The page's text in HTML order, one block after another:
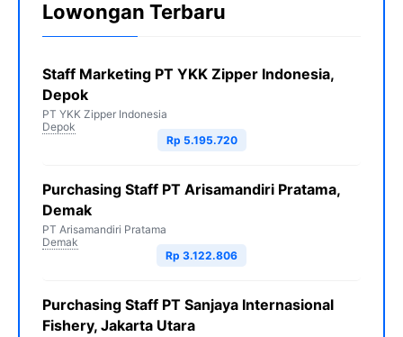
Lowongan Terbaru
Staff Marketing PT YKK Zipper Indonesia,
Depok
PT YKK Zipper Indonesia
Depok
Rp 5.195.720
Purchasing Staff PT Arisamandiri Pratama,
Demak
PT Arisamandiri Pratama
Demak
Rp 3.122.806
Purchasing Staff PT Sanjaya Internasional
Fishery, Jakarta Utara